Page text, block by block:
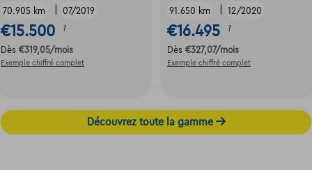
70.905 km 07/2019
€15.500 1
Dès €319,05/mois
Exemple chiffré complet
91.650 km 12/2020
€16.495 1
Dès €327,07/mois
Exemple chiffré complet
Découvrez toute la gamme